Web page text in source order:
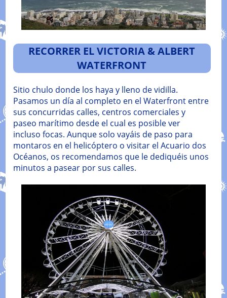
RECORRER EL VICTORIA & ALBERT
WATERFRONT
Sitio chulo donde los haya y lleno de vidilla.
Pasamos un día al completo en el Waterfront entre
sus concurridas calles, centros comerciales y
paseo marítimo desde el cual es posible ver
incluso focas. Aunque solo vayáis de paso para
montaros en el helicóptero o visitar el Acuario dos
Océanos, os recomendamos que le dediquéis unos
minutos a pasear por sus calles.